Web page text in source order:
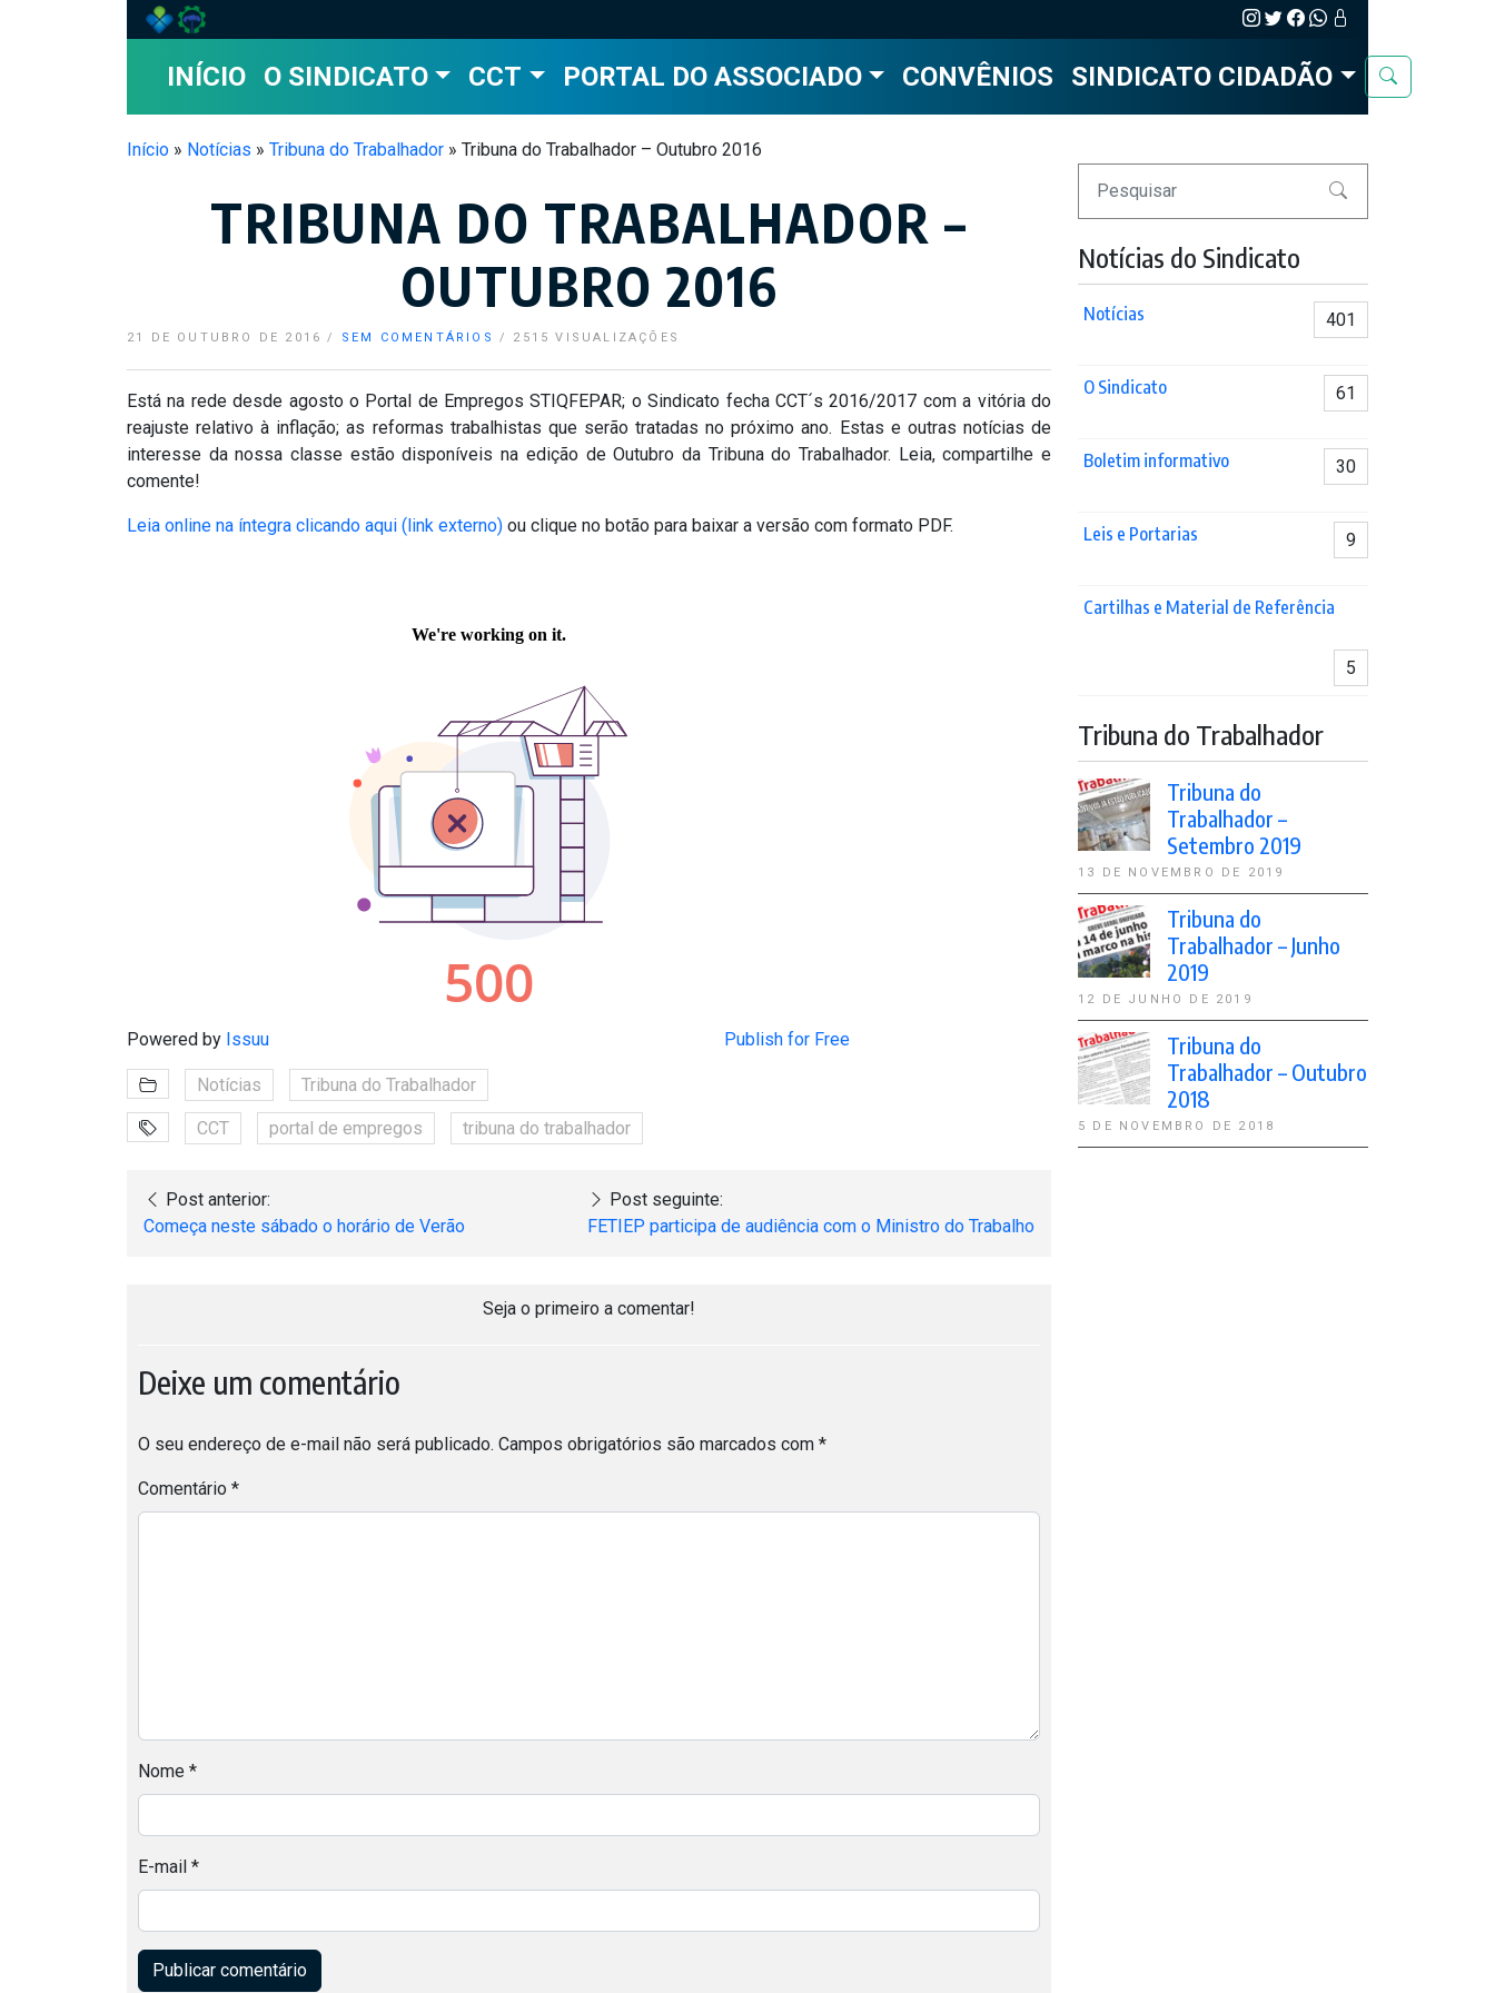
Skip to main content
INÍCIO O SINDICATO CCT PORTAL DO ASSOCIADO CONVÊNIOS SINDICATO CIDADÃO
Início » Notícias » Tribuna do Trabalhador » Tribuna do Trabalhador – Outubro 2016
TRIBUNA DO TRABALHADOR –
OUTUBRO 2016
21 DE OUTUBRO DE 2016/ SEM COMENTÁRIOS / 2515 VISUALIZAÇÕES
Está na rede desde agosto o Portal de Empregos STIQFEPAR; o Sindicato fecha CCT´s 2016/2017 com a vitória do
reajuste relativo à inflação; as reformas trabalhistas que serão tratadas no próximo ano. Estas e outras notícias de
interesse da nossa classe estão disponíveis na edição de Outubro da Tribuna do Trabalhador. Leia, compartilhe e
comente!
Leia online na íntegra clicando aqui (link externo) ou clique no botão para baixar a versão com formato PDF.
Powered by Issuu Publish for Free
Notícias Tribuna do Trabalhador
CCT portal de empregos tribuna do trabalhador
Post anterior:
Começa neste sábado o horário de Verão
Post seguinte:
FETIEP participa de audiência com o Ministro do Trabalho
Seja o primeiro a comentar!
Deixe um comentário
O seu endereço de e-mail não será publicado. Campos obrigatórios são marcados com *
Comentário *
Nome *
E-mail *
Pesquisar
Notícias do Sindicato
Notícias 401
O Sindicato 61
Boletim informativo 30
Leis e Portarias 9
Cartilhas e Material de Referência
5
Tribuna do Trabalhador
Tribuna do
Trabalhador –
Setembro 2019
13 DE NOVEMBRO DE 2019
Tribuna do
Trabalhador – Junho
2019
12 DE JUNHO DE 2019
Tribuna do
Trabalhador – Outubro
2018
5 DE NOVEMBRO DE 2018